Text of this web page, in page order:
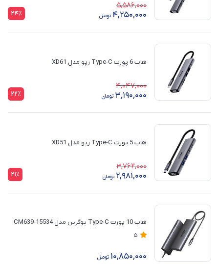
5,586,000
4,250,000 تومان 24٪
هاب 6 پورت Type-C رپو مدل XD61
4,047,000
3,190,000 تومان 22٪
هاب 5 پورت Type-C رپو مدل XD51
3,762,000
2,981,000 تومان 21٪
هاب 10 پورت Type-C یوگرین مدل CM639-15534
5
10,850,000 تومان